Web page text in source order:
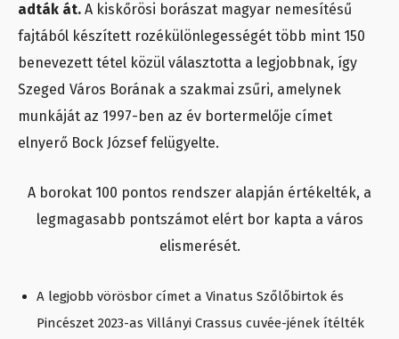
adták át. A kiskőrösi borászat magyar nemesítésű
fajtából készített rozékülönlegességét több mint 150
benevezett tétel közül választotta a legjobbnak, így
Szeged Város Borának a szakmai zsűri, amelynek
munkáját az 1997-ben az év bortermelője címet
elnyerő Bock József felügyelte.
A borokat 100 pontos rendszer alapján értékelték, a
legmagasabb pontszámot elért bor kapta a város
elismerését.
A legjobb vörösbor címet a Vinatus Szőlőbirtok és
Pincészet 2023-as Villányi Crassus cuvée-jének ítélték